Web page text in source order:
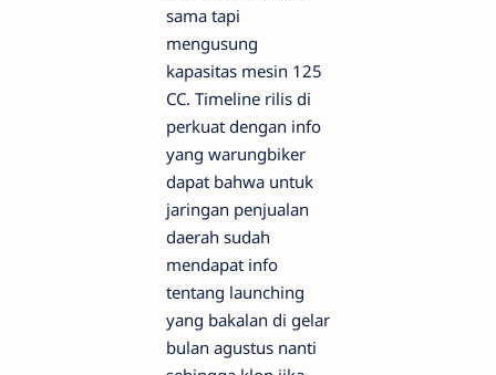
sama tapi
mengusung
kapasitas mesin 125
CC. Timeline rilis di
perkuat dengan info
yang warungbiker
dapat bahwa untuk
jaringan penjualan
daerah sudah
mendapat info
tentang launching
yang bakalan di gelar
bulan agustus nanti